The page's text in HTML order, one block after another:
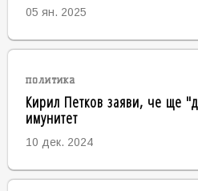
05 ян. 2025
политика
Кирил Петков заяви, че ще
имунитет
10 дек. 2024